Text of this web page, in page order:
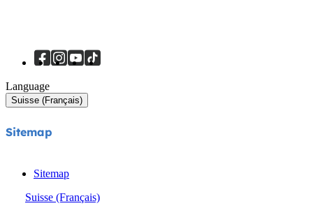
Language
Suisse (Français)
Sitemap
Sitemap
Suisse (Français)